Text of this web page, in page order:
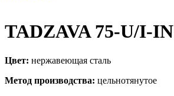
TADZAVA 75-U/I-IN
Цвет: нержавеющая сталь
Метод производства: цельнотянутое